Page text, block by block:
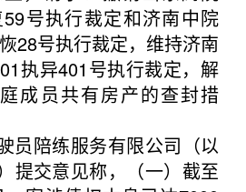
59号执行裁定和济南中院
28号执行裁定，维持济南
执异401号执行裁定，解
成员共有房产的查封措
陪练服务有限公司（以
提交意见称，（一）截至